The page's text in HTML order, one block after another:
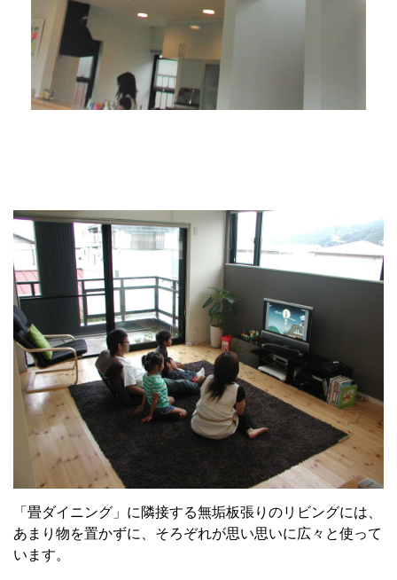
「畳ダイニング」に隣接する無垢板張りのリビングには、
あまり物を置かずに、そろぞれが思い思いに広々と使って
います。